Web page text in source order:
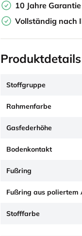
10 Jahre Garantie
Vollständig nach
Produktdetails
Stoffgruppe
Rahmenfarbe
Gasfederhöhe
Bodenkontakt
Fußring
Fußring aus poliertem
Stofffarbe